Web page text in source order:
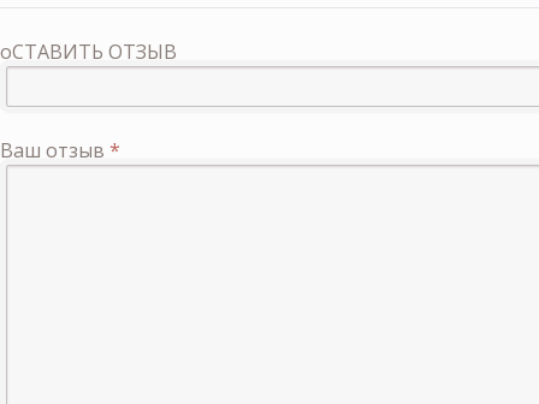
оСТАВИТЬ ОТЗЫВ
Ваш отзыв *